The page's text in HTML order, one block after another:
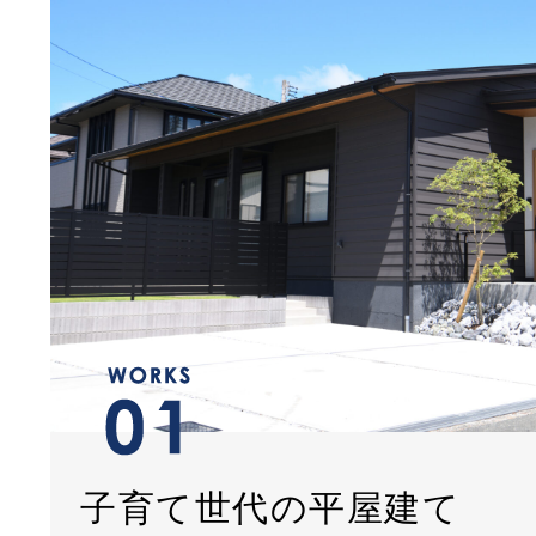
子育て世代の平屋建て